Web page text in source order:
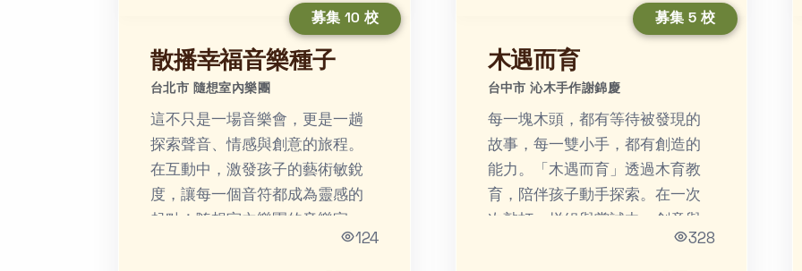
募集 10 校
散播幸福音樂種子
台北市 隨想室內樂團
這不只是一場音樂會，更是一趟
探索聲音、情感與創意的旅程。
在互動中，激發孩子的藝術敏銳
度，讓每一個音符都成為靈感的
們，擁有豐富的音樂背景和教學124
募集 5 校
木遇而育
台中市 沁木手作謝錦慶
每一塊木頭，都有等待被發現的
故事，每一雙小手，都有創造的
能力。「木遇而育」透過木育教
育，陪伴孩子動手探索。在一次
專注逐漸萌芽，對自然與永續的328